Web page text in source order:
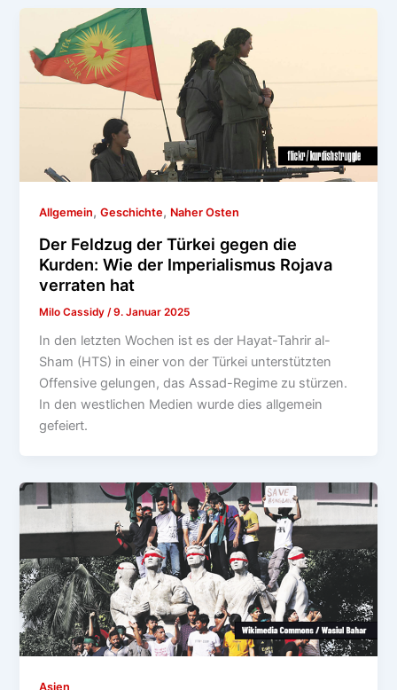
Allgemein,Geschichte, Naher Osten
Der Feldzug der Türkei gegen die
Kurden: Wie der Imperialismus Rojava
verraten hat
Milo Cassidy /9. Januar 2025
In den letzten Wochen ist es der Hayat-Tahrir al-
Sham (HTS) in einer von der Türkei unterstützten
Offensive gelungen, das Assad-Regime zu stürzen.
In den westlichen Medien wurde dies allgemein
gefeiert.
Asien